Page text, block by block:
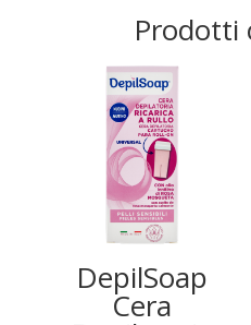
Prodotti
DepilSoap
Cera